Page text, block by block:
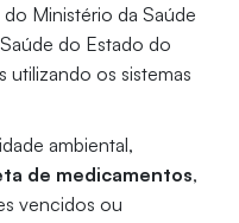
Ministério da Saúde
do Estado do
utilizando os sistemas
ambiental,
de medicamentos,
vencidos ou